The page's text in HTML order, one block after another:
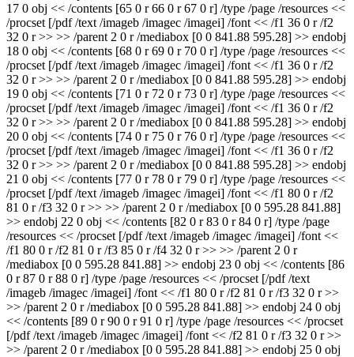
17 0 obj << /contents [65 0 r 66 0 r 67 0 r] /type /page /resources <<
/procset [/pdf /text /imageb /imagec /imagei] /font << /f1 36 0 r /f2
32 0 r >> >> /parent 2 0 r /mediabox [0 0 841.88 595.28] >> endobj
18 0 obj << /contents [68 0 r 69 0 r 70 0 r] /type /page /resources <<
/procset [/pdf /text /imageb /imagec /imagei] /font << /f1 36 0 r /f2
32 0 r >> >> /parent 2 0 r /mediabox [0 0 841.88 595.28] >> endobj
19 0 obj << /contents [71 0 r 72 0 r 73 0 r] /type /page /resources <<
/procset [/pdf /text /imageb /imagec /imagei] /font << /f1 36 0 r /f2
32 0 r >> >> /parent 2 0 r /mediabox [0 0 841.88 595.28] >> endobj
20 0 obj << /contents [74 0 r 75 0 r 76 0 r] /type /page /resources <<
/procset [/pdf /text /imageb /imagec /imagei] /font << /f1 36 0 r /f2
32 0 r >> >> /parent 2 0 r /mediabox [0 0 841.88 595.28] >> endobj
21 0 obj << /contents [77 0 r 78 0 r 79 0 r] /type /page /resources <<
/procset [/pdf /text /imageb /imagec /imagei] /font << /f1 80 0 r /f2
81 0 r /f3 32 0 r >> >> /parent 2 0 r /mediabox [0 0 595.28 841.88]
>> endobj 22 0 obj << /contents [82 0 r 83 0 r 84 0 r] /type /page
/resources << /procset [/pdf /text /imageb /imagec /imagei] /font <<
/f1 80 0 r /f2 81 0 r /f3 85 0 r /f4 32 0 r >> >> /parent 2 0 r
/mediabox [0 0 595.28 841.88] >> endobj 23 0 obj << /contents [86
0 r 87 0 r 88 0 r] /type /page /resources << /procset [/pdf /text
/imageb /imagec /imagei] /font << /f1 80 0 r /f2 81 0 r /f3 32 0 r >>
>> /parent 2 0 r /mediabox [0 0 595.28 841.88] >> endobj 24 0 obj
<< /contents [89 0 r 90 0 r 91 0 r] /type /page /resources << /procset
[/pdf /text /imageb /imagec /imagei] /font << /f2 81 0 r /f3 32 0 r >>
>> /parent 2 0 r /mediabox [0 0 595.28 841.88] >> endobj 25 0 obj